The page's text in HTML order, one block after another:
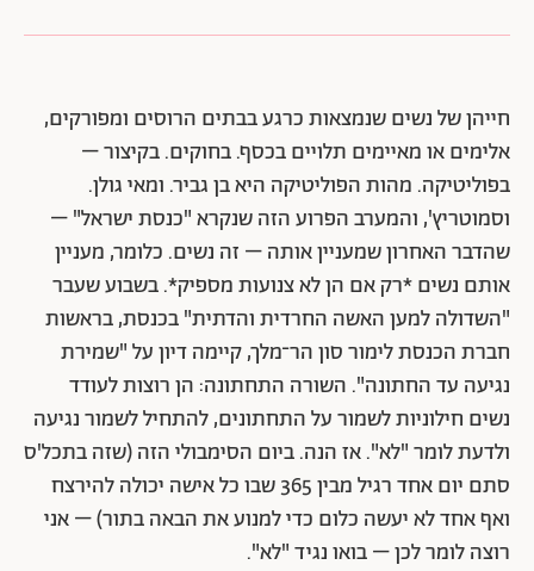
חייהן של נשים שנמצאות כרגע בבתים הרוסים ומפורקים,
אלימים או מאיימים תלויים בכסף. בחוקים. בקיצור –
בפוליטיקה. מהות הפוליטיקה היא בן גביר. ומאי גולן.
וסמוטריץ', והמערב הפרוע הזה שנקרא "כנסת ישראל" –
שהדבר האחרון שמעניין אותה – זה נשים. כלומר, מעניין
אותם נשים *רק אם הן לא צנועות מספיק*. בשבוע שעבר
"השדולה למען האשה החרדית והדתית" בכנסת, בראשות
חברת הכנסת לימור סון הר־מלך, קיימה דיון על "שמירת
נגיעה עד החתונה". השורה התחתונה: הן רוצות לעודד
נשים חילוניות לשמור על התחתונים, להתחיל לשמור נגיעה
ולדעת לומר "לא". אז הנה. ביום הסימבולי הזה (שזה בתכל'ס
סתם יום אחד רגיל מבין 365 שבו כל אישה יכולה להירצח
ואף אחד לא יעשה כלום כדי למנוע את הבאה בתור) – אני
רוצה לומר לכן – בואו נגיד "לא".